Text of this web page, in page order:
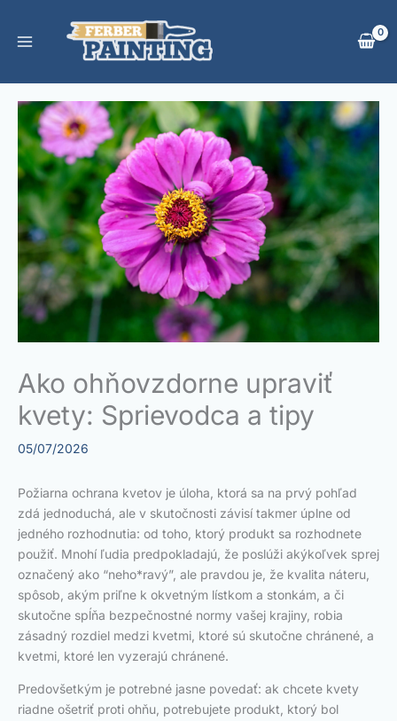
obsah
Ako ohňovzdorne upraviť
kvety: Sprievodca a tipy
05/07/2026
Požiarna ochrana kvetov je úloha, ktorá sa na prvý pohľad
zdá jednoduchá, ale v skutočnosti závisí takmer úplne od
jedného rozhodnutia: od toho, ktorý produkt sa rozhodnete
použiť. Mnohí ľudia predpokladajú, že poslúži akýkoľvek sprej
označený ako “neho*ravý”, ale pravdou je, že kvalita náteru,
spôsob, akým priľne k okvetným lístkom a stonkám, a či
skutočne spĺňa bezpečnostné normy vašej krajiny, robia
zásadný rozdiel medzi kvetmi, ktoré sú skutočne chránené, a
kvetmi, ktoré len vyzerajú chránené.
Predovšetkým je potrebné jasne povedať: ak chcete kvety
riadne ošetriť proti ohňu, potrebujete produkt, ktorý bol